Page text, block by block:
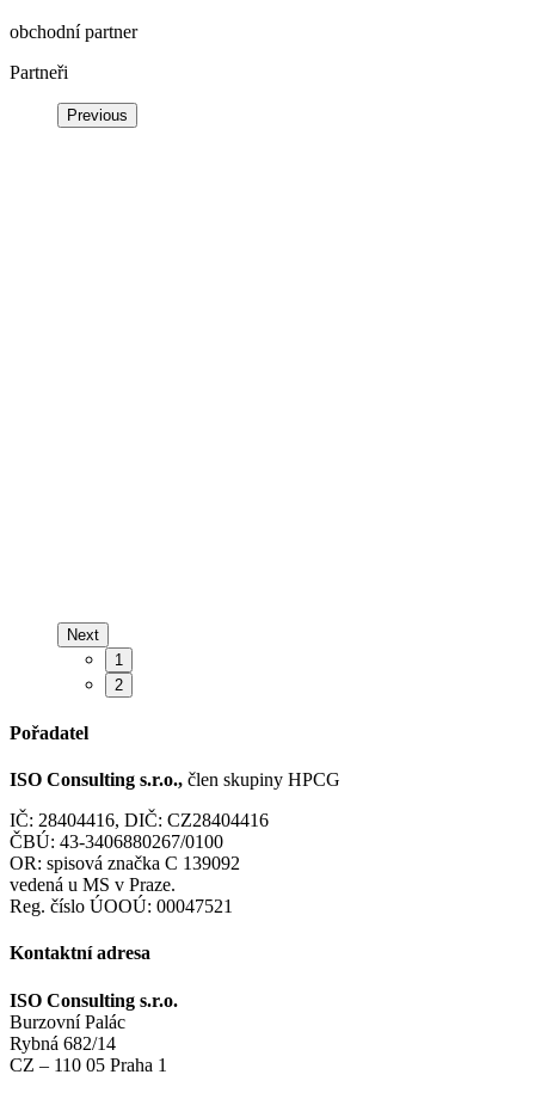
obchodní partner
Partneři
Previous
Next
1
2
Pořadatel
ISO Consulting s.r.o., člen skupiny HPCG
IČ: 28404416, DIČ: CZ28404416
ČBÚ: 43-3406880267/0100
OR: spisová značka C 139092
vedená u MS v Praze.
Reg. číslo ÚOOÚ: 00047521
Kontaktní adresa
ISO Consulting s.r.o.
Burzovní Palác
Rybná 682/14
CZ – 110 05 Praha 1